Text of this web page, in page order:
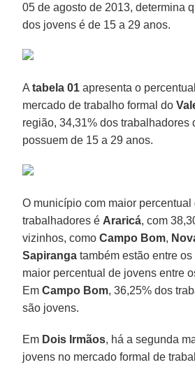
05 de agosto de 2013, determina
dos jovens é de 15 a 29 anos.
Atabela 01 apresenta o
mercado de trabalho formal do
região, 34,31% dos trabalhadores
possuem de 15 a 29 anos.
O município com maior
trabalhadores é Araricá, com
vizinhos, comoCampo Bom,
Sapiranga também estão entre
maior percentual de jovens entre
EmCampo Bom, 36,25% dos
são jovens.
Em Dois Irmãos, há a segunda
jovens no mercado formal de